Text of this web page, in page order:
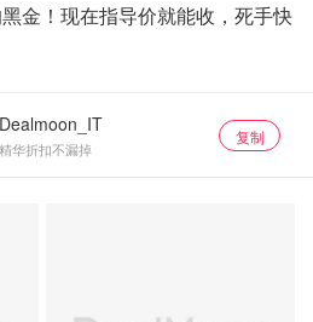
金！现在指导价就能收，死手快
华折扣不漏掉
复制